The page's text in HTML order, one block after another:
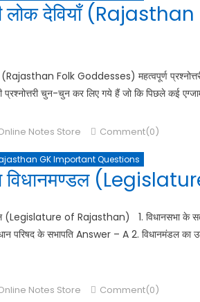
लोक देवियाँ
(Rajasthan Folk Goddesses) महत्वपूर्ण
प्रश्नोत्तरी चुन-चुन कर लिए गये हैं जो कि पिछले कई
Notes Store Comment(0)
GK Important Questions
विधानमण्डल
(Legislature of Rajasthan) 1. विधानसभा के
परिषद के सभापति Answer – A 2. विधानमंडल
Notes Store Comment(0)